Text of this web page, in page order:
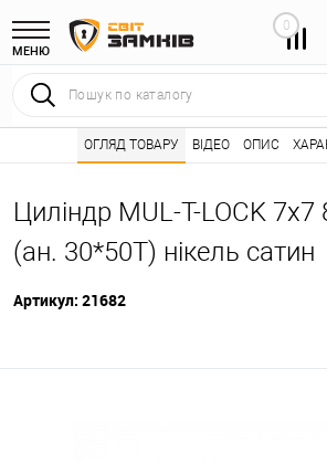
МЕНЮ
0
Інтернет магазин замків • Каталог
Циліндр MUL-T-LOCK
(ан. 30*50T) нікель сатин
Артикул: 21682
ОГЛЯД ТОВАРУ ВІДЕО ОПИС